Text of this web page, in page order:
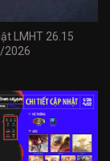
LMHT 26.15
2026